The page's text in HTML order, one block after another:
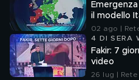
il modello
02 ago |
4 DI SERA
Fakir: 7
video
26 lug | Rete